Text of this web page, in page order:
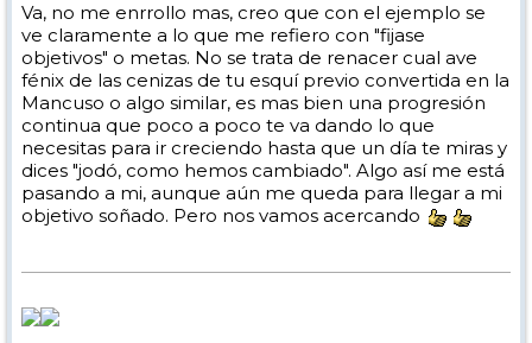
Va, no me enrrollo mas, creo que con el ejemplo se
ve claramente a lo que me refiero con "fijase
objetivos" o metas. No se trata de renacer cual ave
fénix de las cenizas de tu esquí previo convertida en la
Mancuso o algo similar, es mas bien una progresión
continua que poco a poco te va dando lo que
necesitas para ir creciendo hasta que un día te miras y
dices "jodó, como hemos cambiado". Algo así me está
pasando a mi, aunque aún me queda para llegar a mi
objetivo soñado. Pero nos vamos acercando